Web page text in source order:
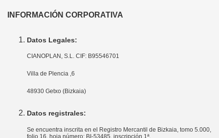
INFORMACIÓN CORPORATIVA
Datos Legales:
CIANOPLAN, S.L. CIF: B95546701
Villa de Plencia ,6
48930 Getxo (Bizkaia)
Datos registrales:
Se encuentra inscrita en el Registro Mercantil de Bizkaia, tomo 5.000,
folio 16, hoja número: BI-53485, inscripción 1ª.